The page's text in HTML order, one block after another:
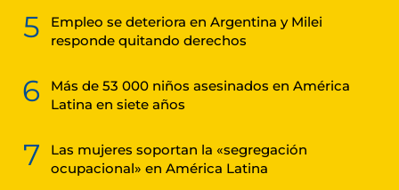
5
Empleo se deteriora en Argentina y Milei
responde quitando derechos
6
Más de 53 000 niños asesinados en América
Latina en siete años
7
Las mujeres soportan la «segregación
ocupacional» en América Latina